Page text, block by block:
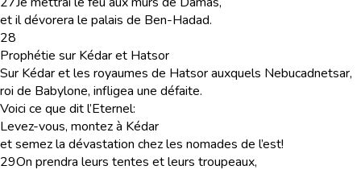
et il dévorera le palais de Ben-Hadad.
28
Prophétie sur Kédar et Hatsor
Sur Kédar et les royaumes de Hatsor auxquels Nebucadnetsar,
roi de Babylone, infligea une défaite.
Voici ce que dit l’Eternel:
Levez-vous, montez à Kédar
et semez la dévastation chez les nomades de l’est!
29On prendra leurs tentes et leurs troupeaux,